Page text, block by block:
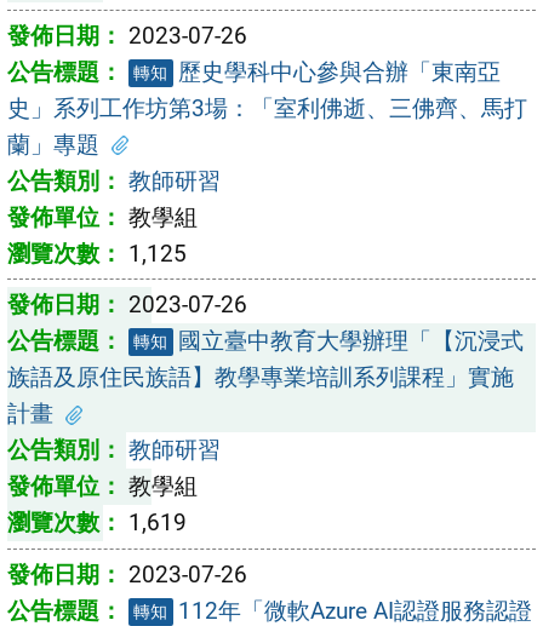
2023-07-26
轉知
歷史學科中心參與合辦「東南亞
史」系列工作坊第3場：「室利佛逝、三佛齊、馬打
蘭」專題
教師研習
教學組
1,125
2023-07-26
轉知
國立臺中教育大學辦理「【沉浸式
族語及原住民族語】教學專業培訓系列課程」實施
計畫
教師研習
教學組
1,619
2023-07-26
轉知
112年「微軟Azure AI認證服務認證